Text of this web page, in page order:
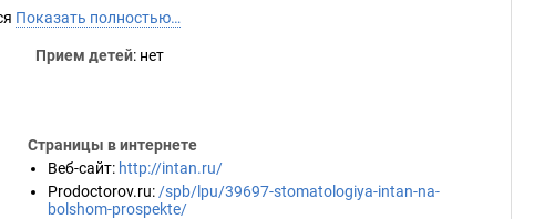
Показать полностью…
Прием детей: нет
Страницы в интернете
Веб-сайт: http://intan.ru/
Prodoctorov.ru: /spb/lpu/39697-stomatologiya-intan-na-
bolshom-prospekte/